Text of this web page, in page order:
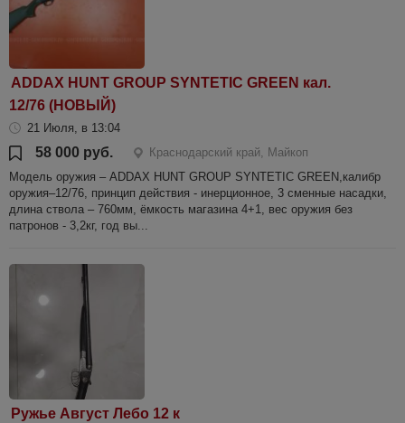
ADDAX HUNT GROUP SYNTETIC GREEN кал.
12/76 (НОВЫЙ)
21 Июля, в 13:04
58 000 руб.
Краснодарский край, Майкоп
Модель оружия – ADDAX HUNT GROUP SYNTETIC GREEN,калибр
оружия–12/76, принцип действия - инерционное, 3 сменные насадки,
длина ствола – 760мм, ёмкость магазина 4+1, вес оружия без
патронов - 3,2кг, год вы...
Ружье Август Лебо 12 к